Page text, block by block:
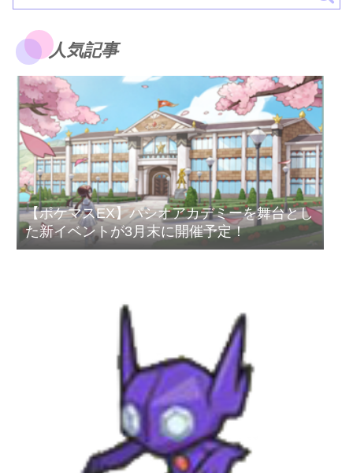
人気記事
【ポケマスEX】パシオアカデミーを舞台とし
た新イベントが3月末に開催予定！